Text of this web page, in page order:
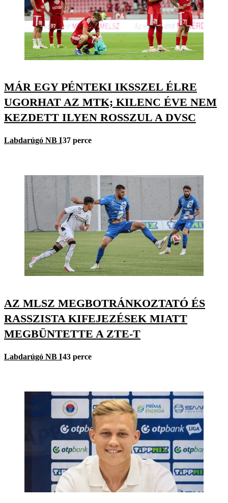
MÁR EGY PÉNTEKI IKSSZEL ÉLRE
UGORHAT AZ MTK; KILENC ÉVE NEM
KEZDETT ILYEN ROSSZUL A DVSC
Labdarúgó NB I37 perce
AZ MLSZ MEGBOTRÁNKOZTATÓ ÉS
RASSZISTA KIFEJEZÉSEK MIATT
MEGBÜNTETTE A ZTE-T
Labdarúgó NB I43 perce